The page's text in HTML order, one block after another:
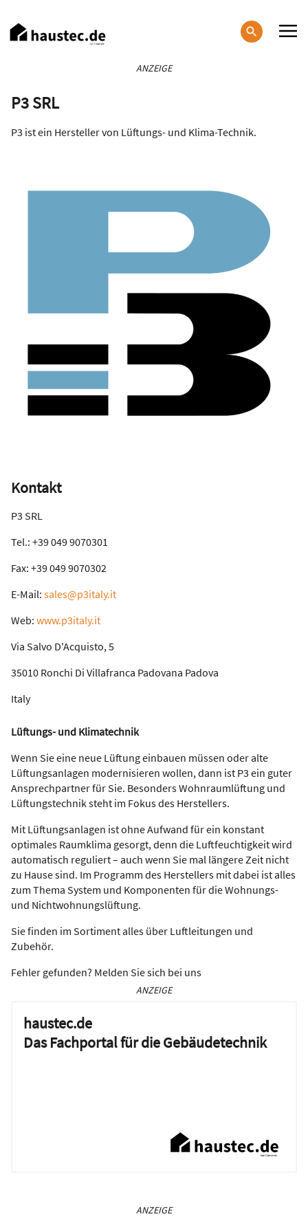
zum
Inhalt
ANZEIGE
P3 SRL
P3 ist ein Hersteller von Lüftungs- und Klima-Technik.
Kontakt
P3 SRL
Tel.: +39 049 9070301
Fax: +39 049 9070302
E-Mail: sales@p3italy.it
Web: www.p3italy.it
Via Salvo D'Acquisto, 5
35010 Ronchi Di Villafranca Padovana Padova
Italy
Lüftungs- und Klimatechnik
Wenn Sie eine neue Lüftung einbauen müssen oder alte
Lüftungsanlagen modernisieren wollen, dann ist P3 ein guter
Ansprechpartner für Sie. Besonders Wohnraumlüftung und
Lüftungstechnik steht im Fokus des Herstellers.
Mit Lüftungsanlagen ist ohne Aufwand für ein konstant
optimales Raumklima gesorgt, denn die Luftfeuchtigkeit wird
automatisch reguliert – auch wenn Sie mal längere Zeit nicht
zu Hause sind. Im Programm des Herstellers mit dabei ist alles
zum Thema System und Komponenten für die Wohnungs-
und Nichtwohnungslüftung.
Sie finden im Sortiment alles über Luftleitungen und
Zubehör.
Fehler gefunden? Melden Sie sich bei uns
ANZEIGE
haustec.de
Das Fachportal für die Gebäudetechnik
ANZEIGE